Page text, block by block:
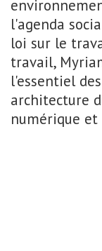
l'agenda
loi sur le
travail,
l'essentiel
architecture
numérique